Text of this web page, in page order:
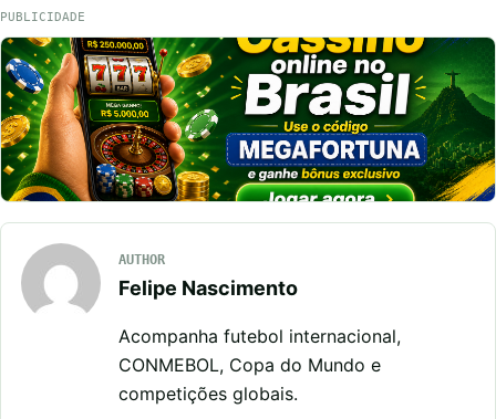
PUBLICIDADE
AUTHOR
Felipe Nascimento
Acompanha futebol internacional,
CONMEBOL, Copa do Mundo e
competições globais.